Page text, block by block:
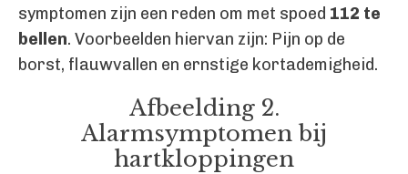
symptomen zijn een reden om met spoed 112 te
bellen. Voorbeelden hiervan zijn: Pijn op de
borst, flauwvallen en ernstige kortademigheid.
Afbeelding 2.
Alarmsymptomen bij
hartkloppingen